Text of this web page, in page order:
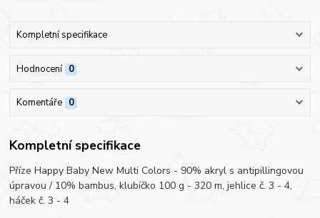
Kompletní specifikace
Hodnocení 0
Komentáře 0
Kompletní specifikace
Příze Happy Baby New Multi Colors - 90% akryl s antipillingovou
úpravou / 10% bambus, klubíčko 100 g - 320 m, jehlice č. 3 - 4,
háček č. 3 - 4